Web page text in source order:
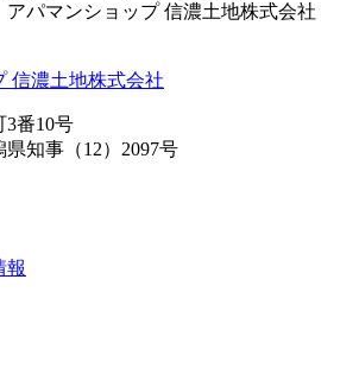
パマンショップ 信濃土地株式会社
3番10号
知事（12）2097号
報